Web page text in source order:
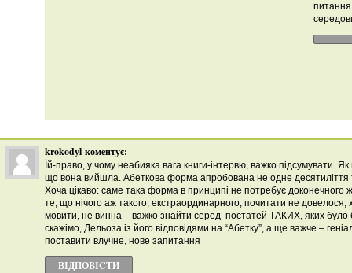
питання
krokodyl коментує:
Їй-право, у чому неабияка вага книги-інтервю, важко підсумувати. Як
що вона вийшла. Абеткова форма апробована не одне десятиліття
Хоча цікаво: саме така форма в принципі не потребує доконечного
те, що нічого аж такого, екстраординарного, почитати не довелося,
мовити, не винна – важко знайти серед постатей ТАКИХ, яких було б
скажімо, Дельоза із його відповідями на “Абетку”, а ще важче –
поставити влучне, нове запитання
ВІДПОВІCТИ